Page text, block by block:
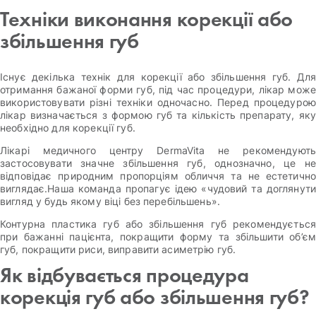
Техніки виконання корекції або
збільшення губ
Існує декілька технік для корекції або збільшення губ. Для
отримання бажаної форми губ, під час процедури, лікар може
використовувати різні техніки одночасно. Перед процедурою
лікар визначається з формою губ та кількість препарату, яку
необхідно для корекції губ.
Лікарі медичного центру DermaVita не рекомендують
застосовувати значне збільшення губ, однозначно, це не
відповідає природним пропорціям обличчя та не естетично
виглядає.Наша команда пропагує ідею «чудовий та доглянути
вигляд у будь якому віці без перебільшень».
Контурна пластика губ або збільшення губ рекомендується
при бажанні пацієнта, покращити форму та збільшити об’єм
губ, покращити риси, виправити асиметрію губ.
Як відбувається процедура
корекція губ або збільшення губ?